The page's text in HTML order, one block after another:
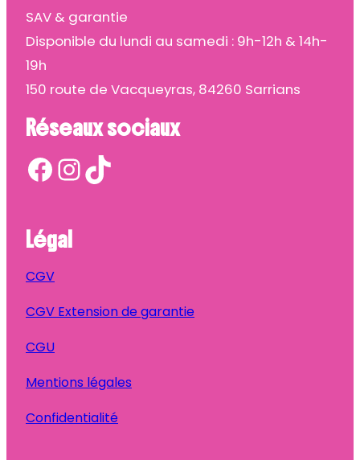
SAV & garantie
Disponible du lundi au samedi : 9h-12h & 14h-
19h
150 route de Vacqueyras, 84260 Sarrians
Réseaux sociaux
Facebook InstagramTikTok
Légal
CGV
CGV Extension de garantie
CGU
Mentions légales
Confidentialité